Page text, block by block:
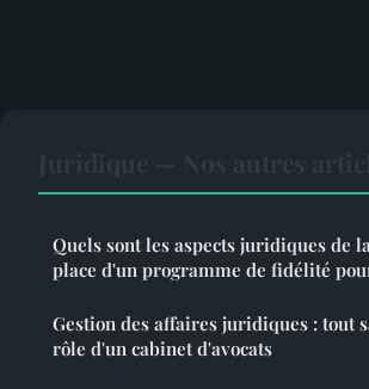
Quels sont les aspects juridiques de
place d'un programme de fidélité
Gestion des affaires juridiques : tout
rôle d'un cabinet d'avocats